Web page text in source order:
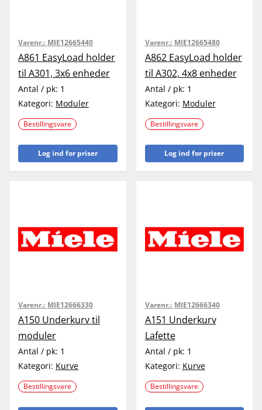
Varenr.: MIE12665440
A861 EasyLoad holder
til A301, 3x6 enheder
Antal / pk: 1
Kategori: Moduler
Bestillingsvare
Log ind for priser
Varenr.: MIE12665480
A862 EasyLoad holder
til A302, 4x8 enheder
Antal / pk: 1
Kategori: Moduler
Bestillingsvare
Log ind for priser
Varenr.: MIE12666330
A150 Underkurv til
moduler
Antal / pk: 1
Kategori: Kurve
Bestillingsvare
Varenr.: MIE12666340
A151 Underkurv
Lafette
Antal / pk: 1
Kategori: Kurve
Bestillingsvare